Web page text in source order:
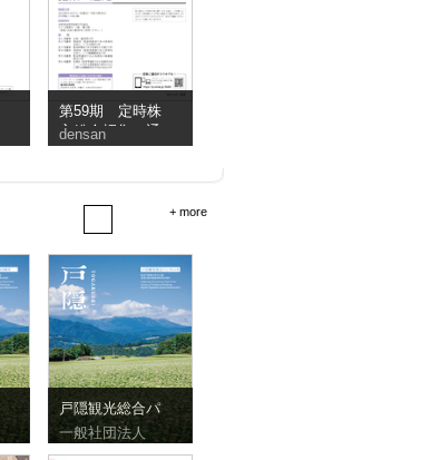
第59期 定時株
主総会招集ご通
知
densan
+ more
戸隠観光総合パ
ンフレット
一般社団法人